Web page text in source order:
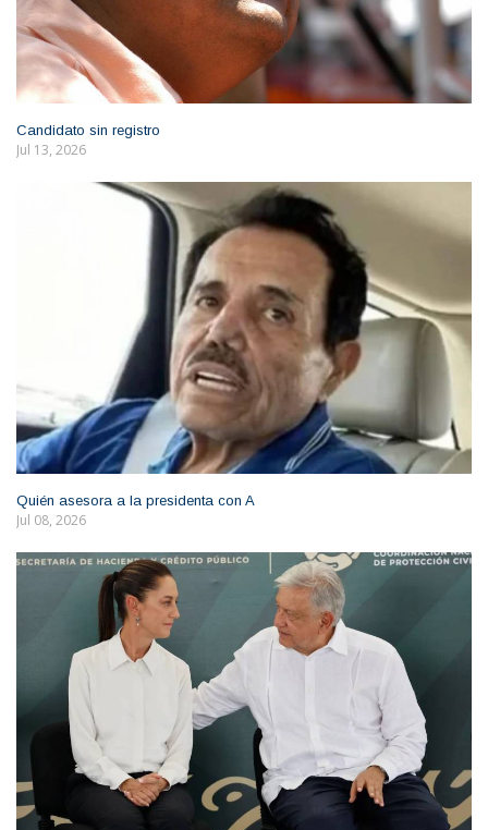
Candidato sin registro
Jul 13, 2026
Quién asesora a la presidenta con A
Jul 08, 2026